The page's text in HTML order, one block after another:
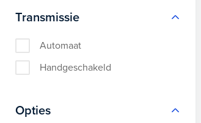
Transmissie
Automaat
Handgeschakeld
Opties